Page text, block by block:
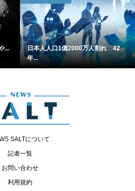
...
日本人人口1億2000万人割れ 42
年...
SALTについて
記者一覧
お問い合わせ
利用規約